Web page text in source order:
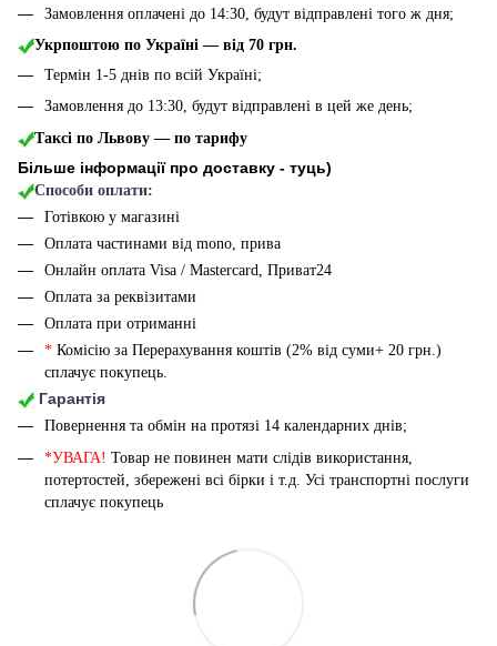
Замовлення оплачені до 14:30, будут відправлені того ж дня;
Укрпоштою по Україні — від 70 грн.
Термін 1-5 днів по всій Україні;
Замовлення до 13:30, будут відправлені в цей же день;
Таксі по Львову — по тарифу
Більше інформації про доставку - туць)
Способи оплати:
Готівкою у магазині
Оплата частинами від mono, прива
Онлайн оплата Visa / Mastercard, Приват24
Оплата за реквізитами
Оплата при отриманні
* Комісію за Перерахування коштів (2% від суми+ 20 грн.)
сплачує покупець.
Гарантія
Повернення та обмін на протязі 14 календарних днів;
*УВАГА! Товар не повинен мати слідів використання,
потертостей, збережені всі бірки і т.д. Усі транспортні послуги
сплачує покупець